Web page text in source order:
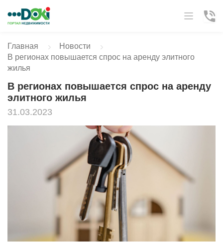
Главная
Новости
В регионах повышается спрос на аренду элитного
жилья
В регионах повышается спрос на аренду
элитного жилья
31.03.2023